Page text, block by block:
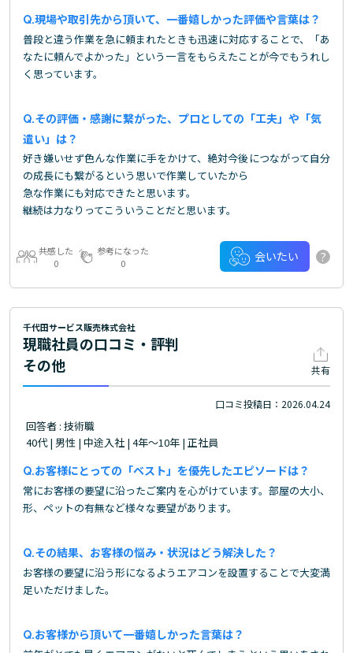
現場や取引先から頂いて、一番嬉しかった評価や言葉は？
普段と違う作業を急に頼まれたときも迅速に対応することで、「あ
なたに頼んでよかった」という一言をもらえたことが今でもうれし
く思っています。
その評価・感謝に繋がった、プロとしての「工夫」や「気
遣い」は？
好き嫌いせず色んな作業に手をかけて、絶対今後につながって自分
の成長にも繋がるという思いで作業していたから
急な作業にも対応できたと思います。
継続は力なりってこういうことだと思います。
共感した
0
参考になった
0
会いたい ?
千代田サービス販売株式会社
現職社員の口コミ・評判
その他
共有
口コミ投稿日：2026.04.24
回答者 : 技術職
40代 | 男性 | 中途入社 | 4年～10年 | 正社員
お客様にとっての「ベスト」を優先したエピソードは？
常にお客様の要望に沿ったご案内を心がけています。部屋の大小、
形、ペットの有無など様々な要望があります。
その結果、お客様の悩み・状況はどう解決した？
お客様の要望に沿う形になるようエアコンを設置することで大変満
足いただけました。
お客様から頂いて一番嬉しかった言葉は？